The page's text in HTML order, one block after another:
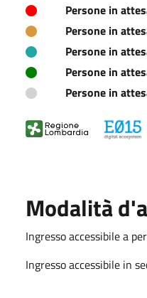
Persone in
Persone in
Persone in
Persone in
Persone in
Modalità
Ingresso accessibile a
Ingresso accessibile in